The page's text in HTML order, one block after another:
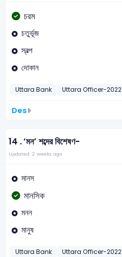
চরম
চতুর্ভূজ
স্বল্প
দোকান
Uttara Bank Uttara Officer-2022
Des
14 .‘মন’ শব্দের বিশেষণ-
Updated: 2 weeks ago
মানস
মানসিক
মনন
মানুষ
Uttara Bank Uttara Officer-2022